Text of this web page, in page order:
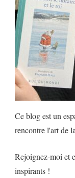
Ce blog est un
rencontre l'art de
Rejoignez-moi et
inspirants !